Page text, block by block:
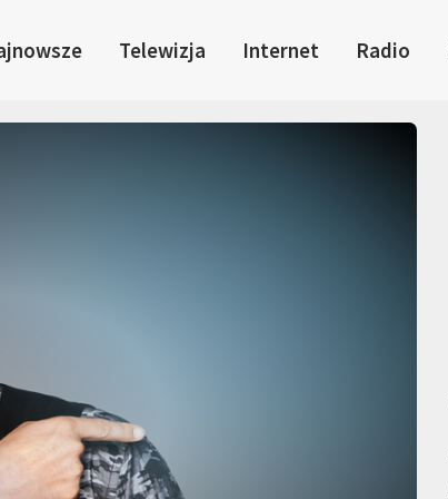
Telewizja Internet Radio